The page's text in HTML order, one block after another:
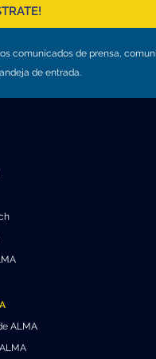
comunicados de prensa,
de entrada.
ALMA